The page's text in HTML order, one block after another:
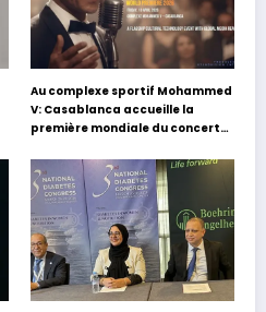
Au complexe sportif Mohammed
V: Casablanca accueille la
première mondiale du concert
Hafez